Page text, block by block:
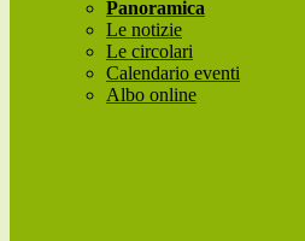
Panoramica
Le notizie
Le circolari
Calendario eventi
Albo online